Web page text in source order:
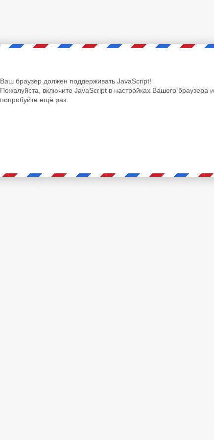
Ваш браузер должен поддерживать JavaScript!
Пожалуйста, включите JavaScript в настройках Вашего браузера и
попробуйте ещё раз